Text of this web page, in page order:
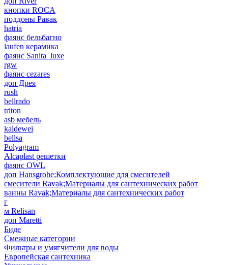
кнопки ROCA
поддоны Равак
hatria
фаянс бельбагно
laufen керамика
фаянс Sanita_luxe
rgw
фаянс cezares
доп Дрея
rush
bellrado
triton
asb мебель
kaldewei
bellsa
Polyagram
Alcaplast решетки
фаянс OWL
доп Hansgrohe;Комплектующие для смесителей
смесители Ravak;Материалы для сантехнических работ
ванны Ravak;Материалы для сантехнических работ
г
м Relisan
доп Maretti
Биде
Смежные категории
Фильтры и умягчители для воды
Европейская сантехника